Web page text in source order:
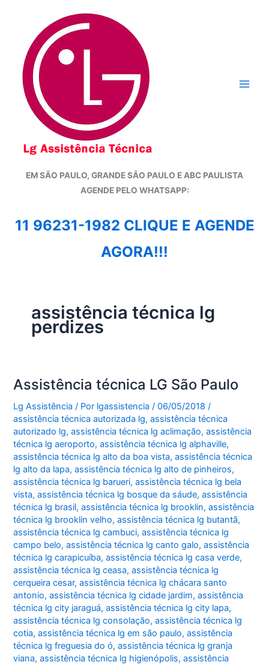
conteúdo
EM SÃO PAULO, GRANDE SÃO PAULO E ABC PAULISTA
AGENDE PELO WHATSAPP:
11 96231-1982 CLIQUE E AGENDE
AGORA!!!
assistência técnica lg
perdizes
Assistência técnica LG São Paulo
Lg Assistência / Por lgassistencia/06/05/2018 /
assistência técnica autorizada lg,assistência técnica
autorizado lg,assistência técnica lg aclimação,assistência
técnica lg aeroporto,assistência técnica lg alphaville,
assistência técnica lg alto da boa vista,assistência técnica
lg alto da lapa,assistência técnica lg alto de pinheiros,
assistência técnica lg barueri,assistência técnica lg bela
vista,assistência técnica lg bosque da sáude,assistência
técnica lg brasil,assistência técnica lg brooklin,assistência
técnica lg brooklin velho,assistência técnica lg butantã,
assistência técnica lg cambuci,assistência técnica lg
campo belo,assistência técnica lg canto galo,assistência
técnica lg carapicuíba,assistência técnica lg casa verde,
assistência técnica lg ceasa,assistência técnica lg
cerqueira cesar,assistência técnica lg chácara santo
antonio,assistência técnica lg cidade jardim,assistência
técnica lg city jaraguá,assistência técnica lg city lapa,
assistência técnica lg consolação,assistência técnica lg
cotia,assistência técnica lg em são paulo,assistência
técnica lg freguesia do ó,assistência técnica lg granja
viana,assistência técnica lg higienópolis,assistência